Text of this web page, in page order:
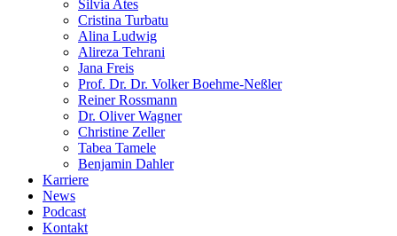
Silvia Ates
Cristina Turbatu
Alina Ludwig
Alireza Tehrani
Jana Freis
Prof. Dr. Dr. Volker Boehme-Neßler
Reiner Rossmann
Dr. Oliver Wagner
Christine Zeller
Tabea Tamele
Benjamin Dahler
Karriere
News
Podcast
Kontakt